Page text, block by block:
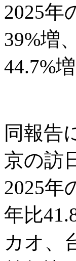
2025年
39%増
44.7%
同報告
京の訪
2025年
年比
カオ、